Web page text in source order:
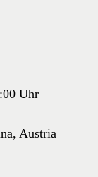
Uhr
Austria